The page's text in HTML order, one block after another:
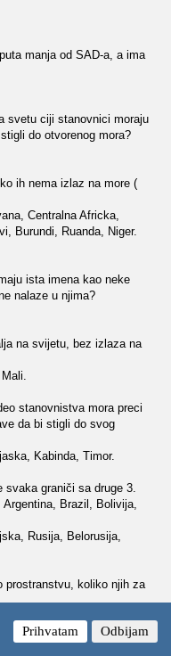
Prihvatam Odbijam
manja od SAD-a, a ima
svetu ciji stanovnici moraju
do otvorenog mora?
ih nema izlaz na more (
Centralna Africka,
Burundi, Ruanda, Niger.
ista imena kao neke
nalaze u njima?
na svijetu, bez izlaza na
stanovnistva mora preci
da bi stigli do svog
Kabinda, Timor.
svaka graniči sa druge 3.
Brazil, Bolivija,
Rusija, Belorusija,
prostranstvu, koliko njih za
Brazil 5. Australija 6. Indija
8. Sudan.